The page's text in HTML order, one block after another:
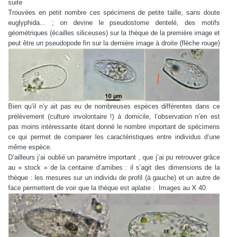
suite
Trouvées en petit nombre ces spécimens de petite taille, sans doute
euglyphida... ; on devine le pseudostome dentelé, des motifs
géométriques (écailles siliceuses) sur la thèque de la première image et
peut être un pseudopode fin sur la dernière image à droite (flèche rouge)
Bien qu’il n’y ait pas eu de nombreuses espèces différentes dans ce
prélèvement (culture involontaire !) à domicile, l’observation n’en est
pas moins intéressante étant donné le nombre important de spécimens
ce qui permet de comparer les caractéristiques entre individus d’une
même espèce.
D’ailleurs j’ai oublié un paramètre important , que j’ai pu retrouver grâce
au « stock » de la centaine d’amibes : il s’agit des dimensions de la
thèque : les mesures sur un individu de profil (à gauche) et un autre de
face permettent de voir que la thèque est aplatie : Images au X 40.